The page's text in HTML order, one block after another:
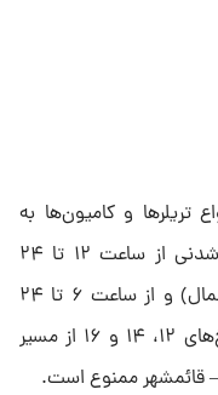
تریلر‌ها و کامیون‌ها به
استثنای حاملان مواد سوختی و فاسد شدنی از ساعت ۱۲ تا ۲۴
یکشنبه ۱۱ شهریور از مسیر (جنوب به شمال) و از ساعت ۶ تا ۲۴
روز‌های دوشنبه، چهارشنبه و جمعه مورخ‌های ۱۲، ۱۴ و ۱۶ از مسیر
قائمشهر ممنوع است.